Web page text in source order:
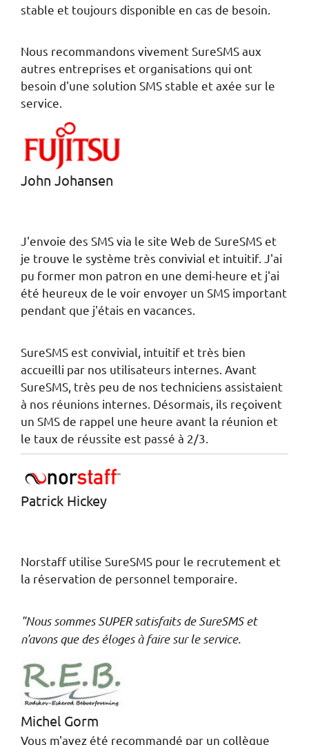
stable et toujours disponible en cas de besoin.
Nous recommandons vivement SureSMS aux
autres entreprises et organisations qui ont
besoin d'une solution SMS stable et axée sur le
service.
John Johansen
J'envoie des SMS via le site Web de SureSMS et
je trouve le système très convivial et intuitif. J'ai
pu former mon patron en une demi-heure et j'ai
été heureux de le voir envoyer un SMS important
pendant que j'étais en vacances.
SureSMS est convivial, intuitif et très bien
accueilli par nos utilisateurs internes. Avant
SureSMS, très peu de nos techniciens assistaient
à nos réunions internes. Désormais, ils reçoivent
un SMS de rappel une heure avant la réunion et
le taux de réussite est passé à 2/3.
Patrick Hickey
Norstaff utilise SureSMS pour le recrutement et
la réservation de personnel temporaire.
"Nous sommes SUPER satisfaits de SureSMS et
n'avons que des éloges à faire sur le service.
Michel Gorm
Vous m'avez été recommandé par un collègue